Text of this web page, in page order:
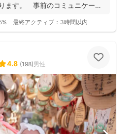
ます。 事前のコミュニケーシ
最終アクティブ： 3時間以内
4.8 (198)男性